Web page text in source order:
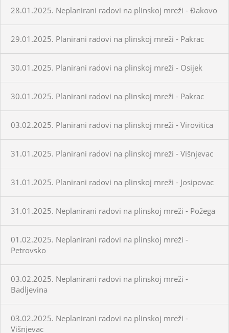
28.01.2025. Neplanirani radovi na plinskoj mreži - Đakovo
29.01.2025. Planirani radovi na plinskoj mreži - Pakrac
30.01.2025. Planirani radovi na plinskoj mreži - Osijek
30.01.2025. Planirani radovi na plinskoj mreži - Pakrac
03.02.2025. Planirani radovi na plinskoj mreži - Virovitica
31.01.2025. Planirani radovi na plinskoj mreži - Višnjevac
31.01.2025. Planirani radovi na plinskoj mreži - Josipovac
31.01.2025. Neplanirani radovi na plinskoj mreži - Požega
01.02.2025. Neplanirani radovi na plinskoj mreži -
Petrovsko
03.02.2025. Neplanirani radovi na plinskoj mreži -
Badljevina
03.02.2025. Neplanirani radovi na plinskoj mreži -
Višnjevac